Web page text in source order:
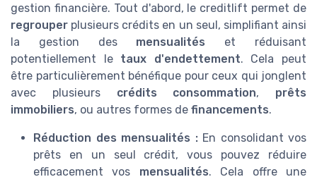
gestion financière. Tout d'abord, le creditlift permet de
regrouper plusieurs crédits en un seul, simplifiant ainsi
la gestion des mensualités et réduisant
potentiellement le taux d'endettement. Cela peut
être particulièrement bénéfique pour ceux qui jonglent
avec plusieurs crédits consommation, prêts
immobiliers, ou autres formes de financements.
Réduction des mensualités :En consolidant vos
prêts en un seul crédit, vous pouvez réduire
efficacement vos mensualités. Cela offre une